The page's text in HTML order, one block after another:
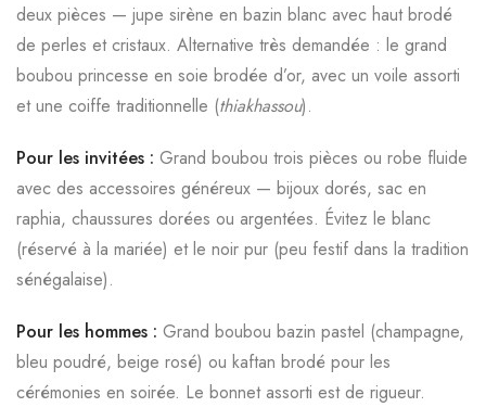
deux pièces — jupe sirène en bazin blanc avec haut brodé
de perles et cristaux. Alternative très demandée : le grand
boubou princesse en soie brodée d’or, avec un voile assorti
et une coiffe traditionnelle (thiakhassou).
Pour les invitées : Grand boubou trois pièces ou robe fluide
avec des accessoires généreux — bijoux dorés, sac en
raphia, chaussures dorées ou argentées. Évitez le blanc
(réservé à la mariée) et le noir pur (peu festif dans la tradition
sénégalaise).
Pour les hommes : Grand boubou bazin pastel (champagne,
bleu poudré, beige rosé) ou kaftan brodé pour les
cérémonies en soirée. Le bonnet assorti est de rigueur.